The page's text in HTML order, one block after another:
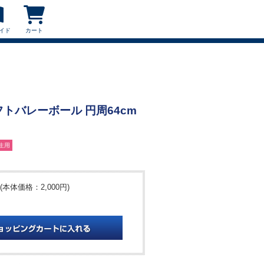
ド カート
バレーボール 円周64cm
用
(本体価格：2,000円)